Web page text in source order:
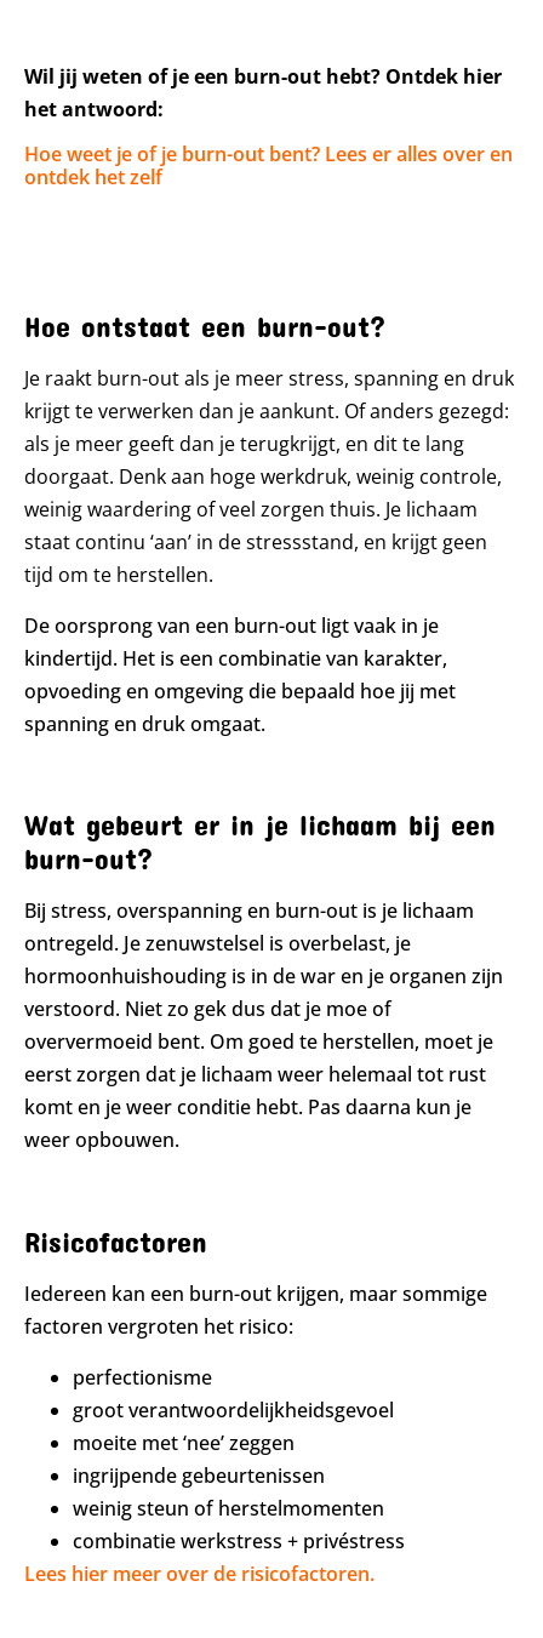
Wil jij weten of je een burn-out hebt? Ontdek hier
het antwoord:
Hoe weet je of je burn-out bent? Lees er alles over en
ontdek het zelf
Hoe ontstaat een burn-out?
Je raakt burn-out als je meer stress, spanning en druk
krijgt te verwerken dan je aankunt. Of anders gezegd:
als je meer geeft dan je terugkrijgt, en dit te lang
doorgaat. Denk aan hoge werkdruk, weinig controle,
weinig waardering of veel zorgen thuis. Je lichaam
staat continu ‘aan’ in de stressstand, en krijgt geen
tijd om te herstellen.
De oorsprong van een burn-out ligt vaak in je
kindertijd. Het is een combinatie van karakter,
opvoeding en omgeving die bepaald hoe jij met
spanning en druk omgaat.
Wat gebeurt er in je lichaam bij een
burn-out?
Bij stress, overspanning en burn-out is je lichaam
ontregeld. Je zenuwstelsel is overbelast, je
hormoonhuishouding is in de war en je organen zijn
verstoord. Niet zo gek dus dat je moe of
oververmoeid bent. Om goed te herstellen, moet je
eerst zorgen dat je lichaam weer helemaal tot rust
komt en je weer conditie hebt. Pas daarna kun je
weer opbouwen.
Risicofactoren
Iedereen kan een burn-out krijgen, maar sommige
factoren vergroten het risico:
perfectionisme
groot verantwoordelijkheidsgevoel
moeite met ‘nee’ zeggen
ingrijpende gebeurtenissen
weinig steun of herstelmomenten
combinatie werkstress + privéstress
Lees hier meer over de risicofactoren.